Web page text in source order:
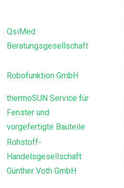
QsiMed
Beratungsgesellschaft
Robofunktion GmbH
thermoSUN Service für
Fenster und
vorgefertigte Bauteile
Rohstoff-
Handelsgesellschaft
Günther Voth GmbH